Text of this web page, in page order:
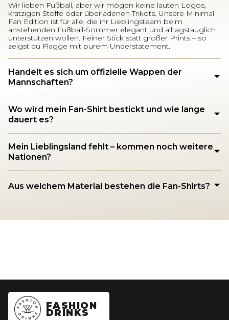
Wir lieben Fußball, aber wir mögen keine lauten Logos,
kratzigen Stoffe oder überladenen Trikots. Unsere Minimal
Fan Edition ist für alle, die ihr Lieblingsteam beim
anstehenden Fußball-Sommer elegant und alltagstauglich
unterstützen wollen. Feiner Stick statt großer Prints – so
zeigst du Flagge mit purem Understatement.
Handelt es sich um offizielle Wappen der
Mannschaften?
Wo wird mein Fan-Shirt bestickt und wie lange
dauert es?
Mein Lieblingsland fehlt – kommen noch weitere
Nationen?
Aus welchem Material bestehen die Fan-Shirts?
FASHION
DRINKS